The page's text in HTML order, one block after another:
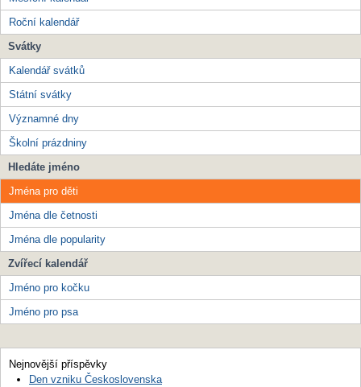
Roční kalendář
Svátky
Kalendář svátků
Státní svátky
Významné dny
Školní prázdniny
Hledáte jméno
Jména pro děti
Jména dle četnosti
Jména dle popularity
Zvířecí kalendář
Jméno pro kočku
Jméno pro psa
Nejnovější příspěvky
Den vzniku Československa